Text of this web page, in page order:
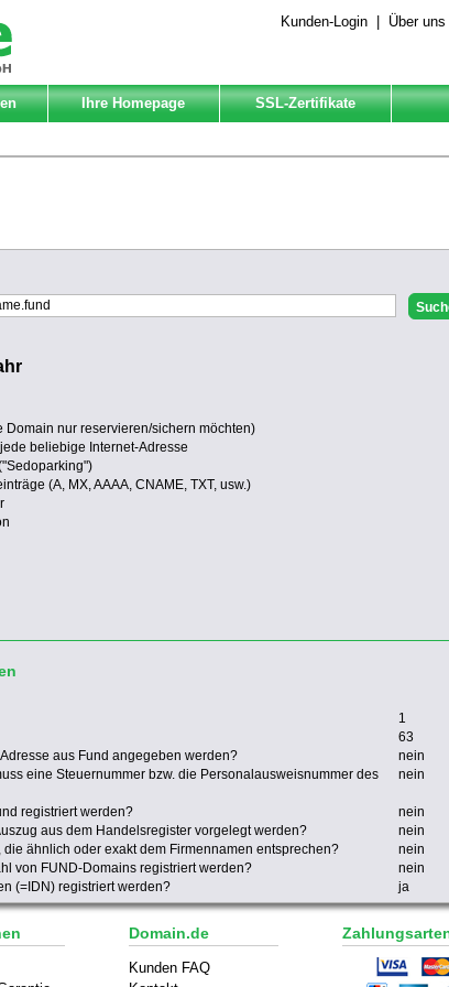
Kunden-Login Über uns
Ihre Homepage SSL-Zertifikate
nur reservieren/sichern möchten)
beliebige Internet-Adresse
(A, MX, AAAA, CNAME, TXT, usw.)
1
63
aus Fund angegeben werden?
nein
eine Steuernummer bzw. die Personalausweisnummer des
nein
registriert werden?
nein
aus dem Handelsregister vorgelegt werden?
nein
ähnlich oder exakt dem Firmennamen entsprechen?
nein
von FUND-Domains registriert werden?
nein
(=IDN) registriert werden?
ja
Domain.de
Kunden FAQ